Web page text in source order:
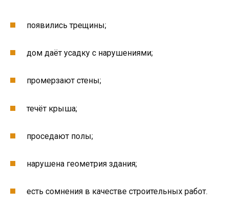
появились трещины;
дом даёт усадку с нарушениями;
промерзают стены;
течёт крыша;
проседают полы;
нарушена геометрия здания;
есть сомнения в качестве строительных работ.